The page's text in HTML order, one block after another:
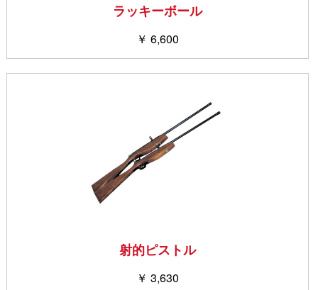
ラッキーボール
￥ 6,600
射的ピストル
￥ 3,630